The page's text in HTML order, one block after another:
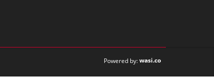
Powered by:wasi.co